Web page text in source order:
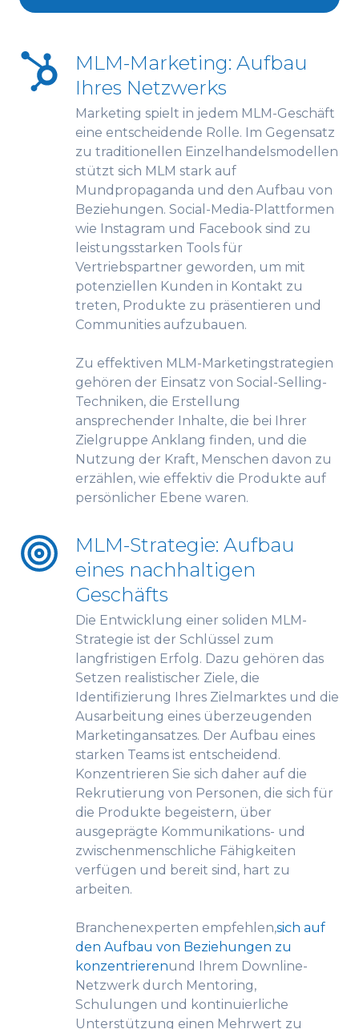
MLM-Marketing: Aufbau
Ihres Netzwerks
Marketing spielt in jedem MLM-Geschäft
eine entscheidende Rolle. Im Gegensatz
zu traditionellen Einzelhandelsmodellen
stützt sich MLM stark auf
Mundpropaganda und den Aufbau von
Beziehungen. Social-Media-Plattformen
wie Instagram und Facebook sind zu
leistungsstarken Tools für
Vertriebspartner geworden, um mit
potenziellen Kunden in Kontakt zu
treten, Produkte zu präsentieren und
Communities aufzubauen.
Zu effektiven MLM-Marketingstrategien
gehören der Einsatz von Social-Selling-
Techniken, die Erstellung
ansprechender Inhalte, die bei Ihrer
Zielgruppe Anklang finden, und die
Nutzung der Kraft, Menschen davon zu
erzählen, wie effektiv die Produkte auf
persönlicher Ebene waren.
MLM-Strategie: Aufbau
eines nachhaltigen
Geschäfts
Die Entwicklung einer soliden MLM-
Strategie ist der Schlüssel zum
langfristigen Erfolg. Dazu gehören das
Setzen realistischer Ziele, die
Identifizierung Ihres Zielmarktes und die
Ausarbeitung eines überzeugenden
Marketingansatzes. Der Aufbau eines
starken Teams ist entscheidend.
Konzentrieren Sie sich daher auf die
Rekrutierung von Personen, die sich für
die Produkte begeistern, über
ausgeprägte Kommunikations- und
zwischenmenschliche Fähigkeiten
verfügen und bereit sind, hart zu
arbeiten.
Branchenexperten empfehlen,sich auf
den Aufbau von Beziehungen zu
konzentrierenund Ihrem Downline-
Netzwerk durch Mentoring,
Schulungen und kontinuierliche
Unterstützung einen Mehrwert zu